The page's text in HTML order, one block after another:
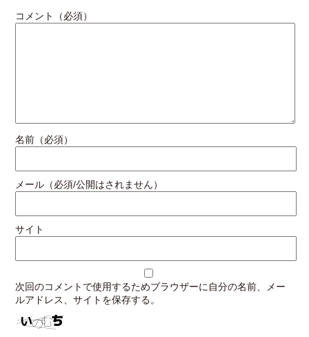
コメント（必須）
名前（必須）
メール（必須/公開はされません）
サイト
次回のコメントで使用するためブラウザーに自分の名前、メー
ルアドレス、サイトを保存する。